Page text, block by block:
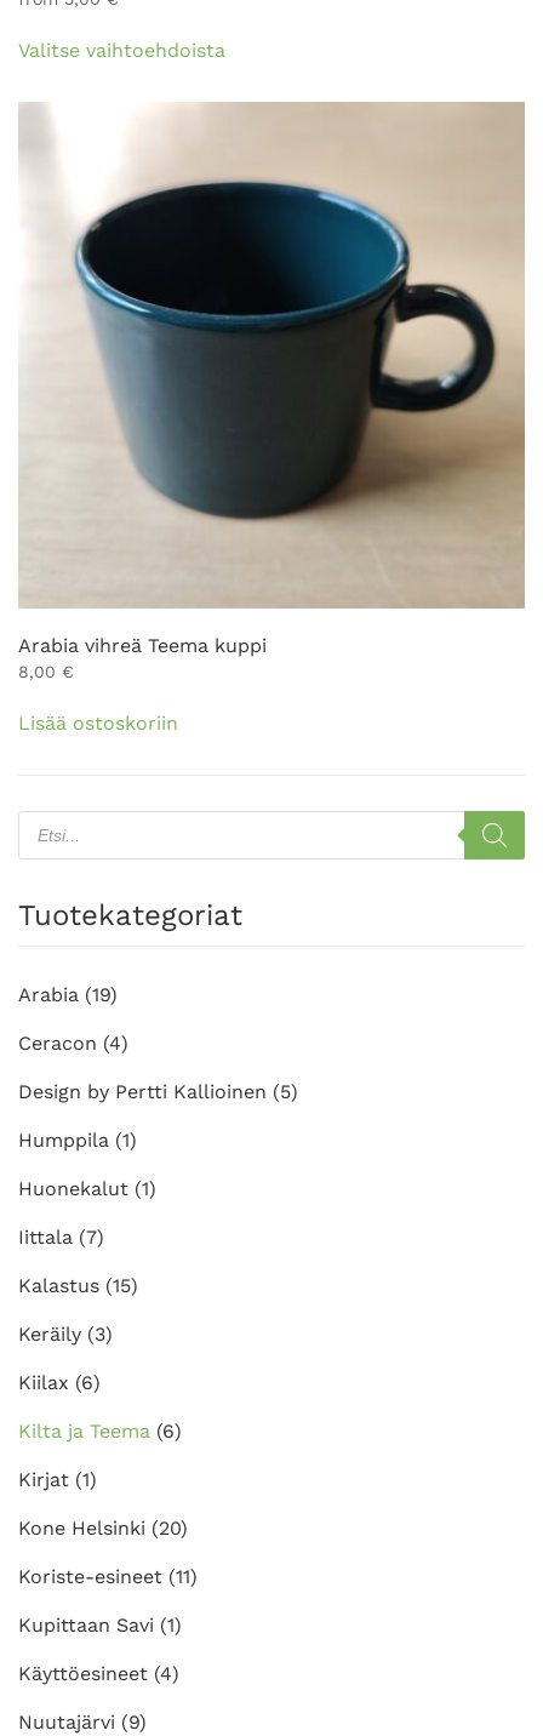
Valitse vaihtoehdoistatuotteella
Arabia vihreä Teema kuppi
8,00 €
Lisää ostoskoriin
Products
search
Tuotekategoriat
Arabia (19)
Ceracon (4)
Design by Pertti Kallioinen (5)
Humppila (1)
Huonekalut (1)
Iittala (7)
Kalastus (15)
Keräily (3)
Kiilax (6)
Kilta ja Teema (6)
Kirjat (1)
Kone Helsinki (20)
Koriste-esineet (11)
Kupittaan Savi (1)
Käyttöesineet (4)
Nuutajärvi (9)